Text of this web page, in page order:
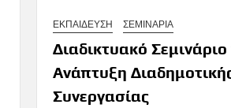
ΕΚΠΑΙΔΕΥΣΗ ΣΕΜΙΝΑΡΙΑ
Διαδικτυακό Σεμινάριο
Ανάπτυξη
Συνεργασίας